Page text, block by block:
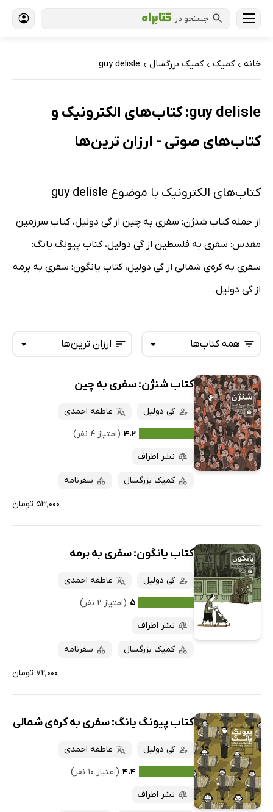
جستجو در
خانه › کمیک › کمیک بزرگسال ›
guy delisle
guy delisle: کتاب‌های الکترونیک و
کتاب‌های صوتی - ارزان ترین‌ها
کتاب‌های الکترونیک با موضوع guy delisle
از جمله کتاب شنژن: سفری به چین از گی دولیل، کتاب سرزمین
مقدس: سفری به فلسطین از گی دولیل، کتاب پیونگ یانگ:
سفری به کره‌ی شمالی از گی دولیل، کتاب یانگون: سفری به برمه
از گی دولیل.
ارزان ترین‌ها
تازه‌ها
داغ‌ترین‌ها
پرفروش‌ها
ارزان ترین‌ها
همه کتاب‌ها
همه کتاب‌ها
کتاب‌های صوتی
کتاب‌های متنی
کتاب شنژن: سفری به چین
گی دولیل
عاطفه احمدی
۴.۲ (امتیاز ۴ نفر)
نشر اطراف
کمیک بزرگسال سفرنامه
۵۳,۰۰۰ تومان
کتاب یانگون: سفری به برمه
گی دولیل
عاطفه احمدی
۵ (امتیاز ۲ نفر)
نشر اطراف
کمیک بزرگسال سفرنامه
۷۲,۰۰۰ تومان
کتاب پیونگ یانگ: سفری به کره‌ی شمالی
گی دولیل
عاطفه احمدی
۴.۴ (امتیاز ۱۰ نفر)
نشر اطراف